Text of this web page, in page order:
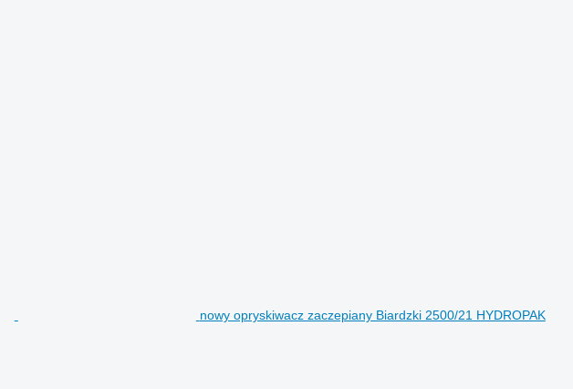
nowy opryskiwacz zaczepiany Biardzki 2500/21 HYDROPAK